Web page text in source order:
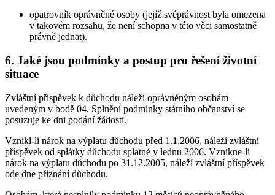
opatrovník oprávněné osoby (jejíž svéprávnost byla omezena
v takovém rozsahu, že není schopna v této věci samostatně
právně jednat).
6. Jaké jsou podmínky a postup pro řešení životní
situace
Zvláštní příspěvek k důchodu náleží oprávněným osobám
uvedeným v bodě 04. Splnění podmínky státního občanství se
posuzuje ke dni podání žádosti.
Vznikl-li nárok na výplatu důchodu před 1.1.2006, náleží zvláštní
příspěvek od splátky důchodu splatné v lednu 2006. Vznikne-li
nárok na výplatu důchodu po 31.12.2005, náleží zvláštní příspěvek
ode dne přiznání důchodu.